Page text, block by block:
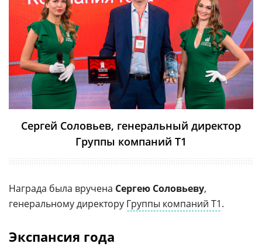
Сергей Соловьев, генеральный директор
Группы компаний Т1
Награда была вручена Сергею Соловьеву,
генеральному директору Группы компаний Т1.
Экспансия года